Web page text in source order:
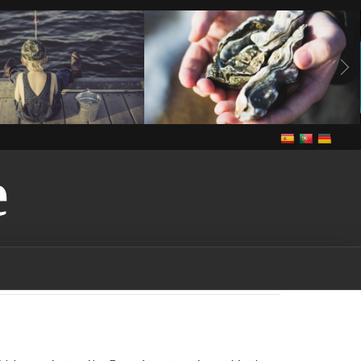
Vivre anguilles
grande congère
grande congère-
vendee bass
brème brème-
brochet-vendee
vendee
écrevisses
gardon
marais marais-
france
la vendee
dans les rivières-
on pêcher dans le
Notre cuisine Vivre
In The Vendee